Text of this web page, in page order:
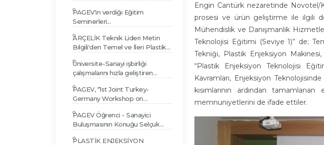
PAGEV'in verdiği Eğitim
Seminerleri...
ARÇELİK Teknik Lideri Metin
Bilgili'den Temel ve İleri Plastik
Üniversite-Sanayi işbirliği
çalışmalarını hızla geliştiren
BİTOK Kongresindeydi…
PAGEV, “1st Joint Turkey-
Germany Workshop on
Etkinliğindeydi…
PAGEV Öğrenci - Sanayici
Buluşmasının Konuğu Selçuk
PLASTİK ENJEKSİYON
Engin Cantürk nezaretinde Novotel/
prosesi ve ürün geliştirme ile ilgili
Mühendislik ve Danışmanlık
Teknolojisi Eğitimi (Seviye 1)” de;
Tekniği, Plastik Enjeksiyon
“Plastik Enjeksiyon Teknolojisi
Kavramları, Enjeksiyon
kısımlarının ardından
memnuniyetlerini de ifade ettiler.